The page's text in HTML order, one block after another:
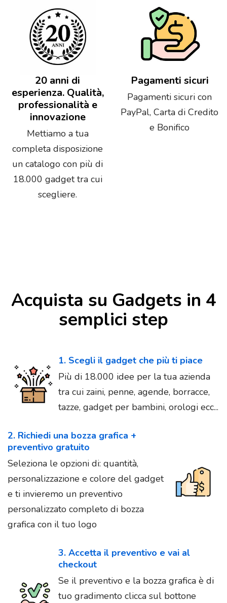
20 anni di
esperienza. Qualità,
professionalità e
innovazione
Mettiamo a tua
completa disposizione
un catalogo con più di
18.000 gadget tra cui
scegliere.
Pagamenti sicuri
Pagamenti sicuri con
PayPal, Carta di Credito
e Bonifico
Acquista su Gadgets in 4
semplici step
1. Scegli il gadget che più ti piace
Più di 18.000 idee per la tua azienda
tra cui zaini, penne, agende, borracce,
tazze, gadget per bambini, orologi ecc...
2. Richiedi una bozza grafica +
preventivo gratuito
Seleziona le opzioni di: quantità,
personalizzazione e colore del gadget
e ti invieremo un preventivo
personalizzato completo di bozza
grafica con il tuo logo
3. Accetta il preventivo e vai al
checkout
Se il preventivo e la bozza grafica è di
tuo gradimento clicca sul bottone